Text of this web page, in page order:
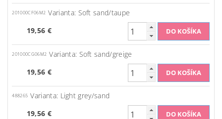
201000CF06M2 Varianta: Soft sand/taupe
19,56 €
201000CG06M2 Varianta: Soft sand/greige
19,56 €
488265 Varianta: Light grey/sand
19,56 €